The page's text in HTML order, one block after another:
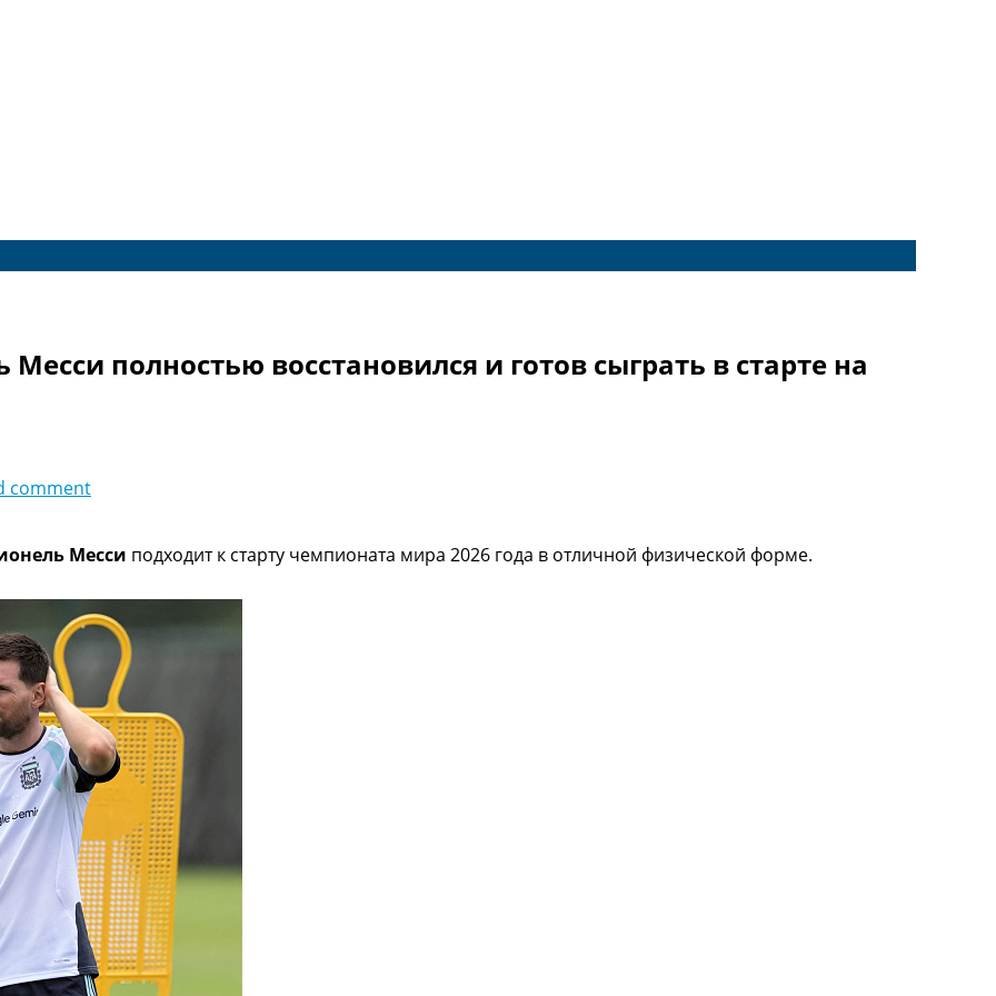
полностью восстановился и готов сыграть в старте на
comment
Месси подходит к старту чемпионата мира 2026 года в отличной физической форме.